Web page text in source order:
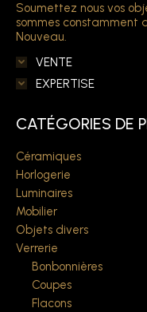
Soumettez nous vos
sommes constamment
Nouveau.
VENTE
EXPERTISE
CATÉGORIES DE
Céramiques
Horlogerie
Luminaires
Mobilier
Objets divers
Verrerie
Bonbonnières
Coupes
Flacons